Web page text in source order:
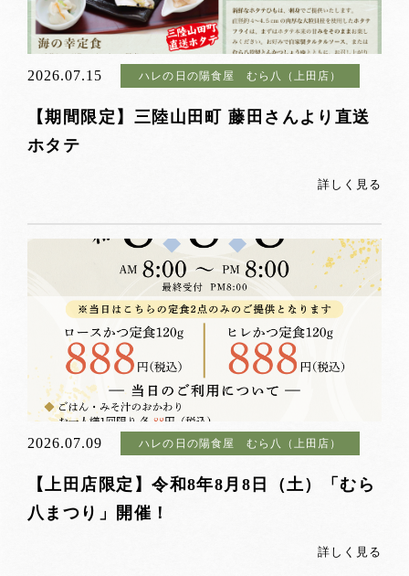
2026.07.15 ハレの日の陽食屋 むら八（上田店）
【期間限定】三陸山田町 藤田さんより直送
ホタテ
詳しく見る
2026.07.09 ハレの日の陽食屋 むら八（上田店）
【上田店限定】令和8年8月8日（土）「むら
八まつり」開催！
詳しく見る